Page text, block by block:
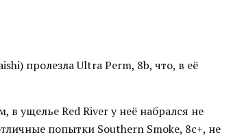
пролезла Ultra Perm, 8b, что, в её
ущелье Red River у неё набрался не
попытки Southern Smoke, 8c+, не